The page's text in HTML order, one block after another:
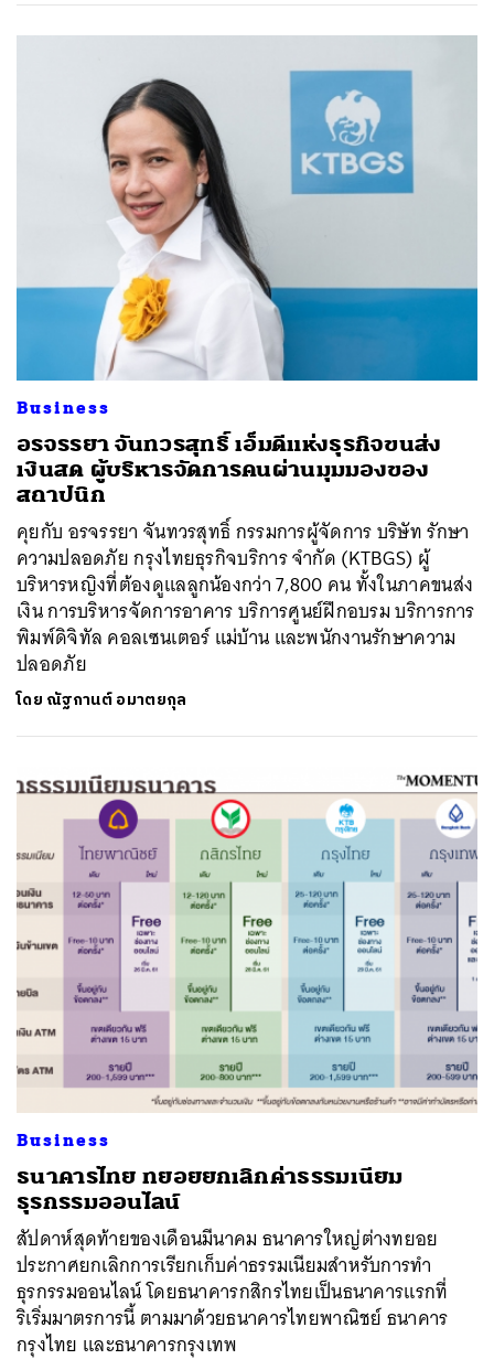
Business
อรจรรยา จันทวรสุทธิ์ เอ็มดีแห่งธุรกิจขนส่ง
เงินสด ผู้บริหารจัดการคนผ่านมุมมองของ
สถาปนิก
คุยกับ อรจรรยา จันทวรสุทธิ์ กรรมการผู้จัดการ บริษัท รักษา
ความปลอดภัย กรุงไทยธุรกิจบริการ จำกัด (KTBGS) ผู้
บริหารหญิงที่ต้องดูแลลูกน้องกว่า 7,800 คน ทั้งในภาคขนส่ง
เงิน การบริหารจัดการอาคาร บริการศูนย์ฝึกอบรม บริการการ
พิมพ์ดิจิทัล คอลเซนเตอร์ แม่บ้าน และพนักงานรักษาความ
ปลอดภัย
โดย ณัฐกานต์ อมาตยกุล
Business
ธนาคารไทย ทยอยยกเลิกค่าธรรมเนียม
ธุรกรรมออนไลน์
สัปดาห์สุดท้ายของเดือนมีนาคม ธนาคารใหญ่ต่างทยอย
ประกาศยกเลิกการเรียกเก็บค่าธรรมเนียมสำหรับการทำ
ธุรกรรมออนไลน์ โดยธนาคารกสิกรไทยเป็นธนาคารแรกที่
ริเริ่มมาตรการนี้ ตามมาด้วยธนาคารไทยพาณิชย์ ธนาคาร
กรุงไทย และธนาคารกรุงเทพ